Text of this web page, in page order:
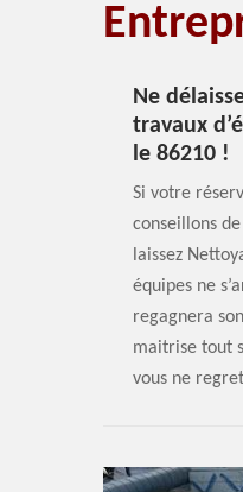
Ne
travaux
le 86210 !
Si votre
conseillons
laissez
équipes ne
regagnera
maitrise tout
vous ne